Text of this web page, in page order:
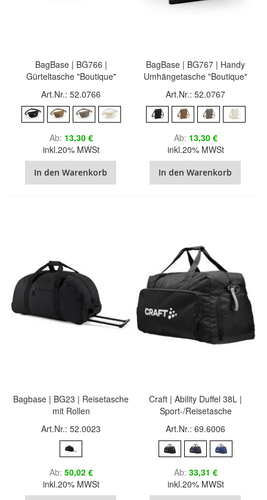
BagBase | BG766 |
Gürteltasche "Boutique"
Art.Nr.: 52.0766
Ab 13,30 €
inkl.20% MWSt
In den Warenkorb
BagBase | BG767 | Handy
Umhängetasche "Boutique"
Art.Nr.: 52.0767
Ab 13,30 €
inkl.20% MWSt
In den Warenkorb
Bagbase | BG23 | Reisetasche
mit Rollen
Art.Nr.: 52.0023
Ab 50,02 €
inkl.20% MWSt
Craft | Ability Duffel 38L |
Sport-/Reisetasche
Art.Nr.: 69.6006
Ab 33,31 €
inkl.20% MWSt